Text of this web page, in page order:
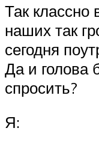
Так классно
наших так
сегодня
Да и голова
спросить?
Я: